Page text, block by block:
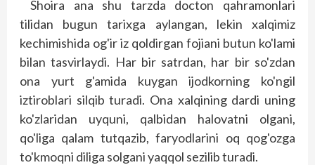
Shoira ana shu tarzda docton qahramonlari
tilidan bugun tarixga aylangan, lekin xalqimiz
kechimishida og'ir iz qoldirgan fojiani butun ko'lami
bilan tasvirlaydi. Har bir satrdan, har bir so'zdan
ona yurt g'amida kuygan ijodkorning ko'ngil
iztiroblari silqib turadi. Ona xalqining dardi uning
ko'zlaridan uyquni, qalbidan halovatni olgani,
qo'liga qalam tutqazib, faryodlarini oq qog'ozga
to'kmoqni diliga solgani yaqqol sezilib turadi.